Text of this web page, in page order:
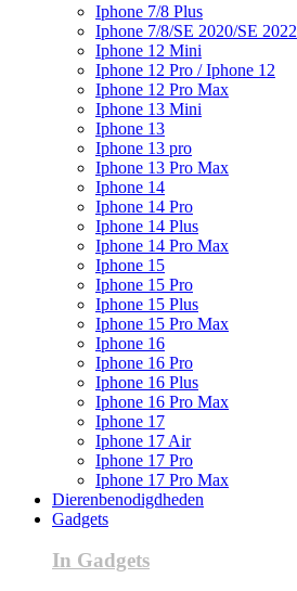
Iphone 7/8 Plus
Iphone 7/8/SE 2020/SE 2022
Iphone 12 Mini
Iphone 12 Pro / Iphone 12
Iphone 12 Pro Max
Iphone 13 Mini
Iphone 13
Iphone 13 pro
Iphone 13 Pro Max
Iphone 14
Iphone 14 Pro
Iphone 14 Plus
Iphone 14 Pro Max
Iphone 15
Iphone 15 Pro
Iphone 15 Plus
Iphone 15 Pro Max
Iphone 16
Iphone 16 Pro
Iphone 16 Plus
Iphone 16 Pro Max
Iphone 17
Iphone 17 Air
Iphone 17 Pro
Iphone 17 Pro Max
Dierenbenodigdheden
Gadgets
In Gadgets